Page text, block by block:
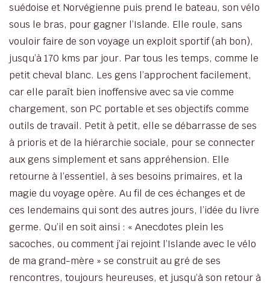
suédoise et Norvégienne puis prend le bateau, son vélo
sous le bras, pour gagner l’Islande. Elle roule, sans
vouloir faire de son voyage un exploit sportif (ah bon),
jusqu’à 170 kms par jour. Par tous les temps, comme le
petit cheval blanc. Les gens l’approchent facilement,
car elle paraît bien inoffensive avec sa vie comme
chargement, son PC portable et ses objectifs comme
outils de travail. Petit à petit, elle se débarrasse de ses
à prioris et de la hiérarchie sociale, pour se connecter
aux gens simplement et sans appréhension. Elle
retourne à l’essentiel, à ses besoins primaires, et la
magie du voyage opère. Au fil de ces échanges et de
ces lendemains qui sont des autres jours, l’idée du livre
germe. Qu’il en soit ainsi : « Anecdotes plein les
sacoches, ou comment j’ai rejoint l’Islande avec le vélo
de ma grand-mère » se construit au gré de ses
rencontres, toujours heureuses, et jusqu’à son retour à